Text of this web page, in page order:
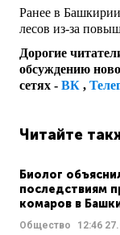
Ранее в
лесов из-за
Дорогие
обсуждению
сетях - ВК ,
Читайте
Биолог
последствиям
комаров в
Общество 12:46